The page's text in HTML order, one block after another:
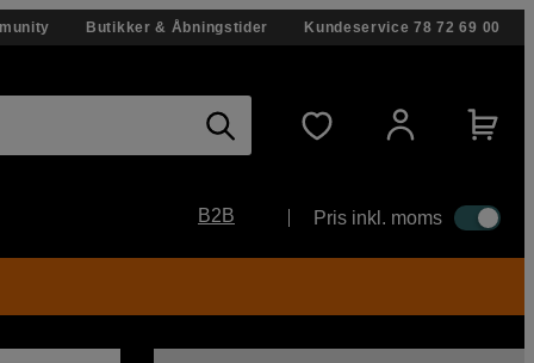
Butikker & Åbningstider Kundeservice 78 72 69 00
B2B Pris inkl. moms